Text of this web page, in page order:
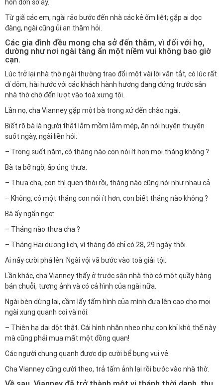
hồn đơn sơ ấy.
Từ giã các em, ngài rảo bước đến nhà các kẻ ốm liệt; gặp ai dọc
đàng, ngài cũng ủi an thăm hỏi.
Các gia đình đều mong cha sở đến thăm, vì đối với họ,
dường như nơi ngài tàng ẩn một niềm vui không bao giờ
cạn.
Lúc trở lại nhà thờ ngài thường trao đổi một vài lời vắn tắt, có lúc rất
dí dỏm, hài hước với các khách hành hương đang đứng trước sân
nhà thờ chờ đến lượt vào toà xưng tội.
Lần nọ, cha Vianney gặp một bà trong xứ đến chào ngài.
Biết rõ bà là người thật lắm mồm lắm mép, ăn nói huyên thuyên
suốt ngày, ngài liền hỏi:
– Trong suốt năm, có tháng nào con nói ít hơn mọi tháng không ?
Bà ta bỡ ngỡ, ấp úng thưa:
– Thưa cha, con thì quen thói rồi, tháng nào cũng nói như nhau cả.
– Không, có một tháng con nói ít hơn, con biết tháng nào không ?
Bà ấy ngẩn ngơ:
– Tháng nào thưa cha ?
– Tháng Hai dương lịch, vì tháng đó chỉ có 28, 29 ngày thôi.
Ai nấy cười phá lên. Ngài vội vã bước vào toà giải tội.
Lần khác, cha Vianney thấy ở trước sân nhà thờ có một quầy hàng
bán chuỗi, tượng ảnh và có cả hình của ngài nữa.
Ngài bèn dừng lại, cầm lấy tấm hình của mình đưa lên cao cho mọi
ngài xung quanh coi và nói:
– Thiên hạ dại dột thật. Cái hình nhăn nheo như con khỉ khô thế này
mà cũng phải mua mất một đồng quan!
Các người chung quanh được dịp cười bể bụng vui vẻ.
Cha Vianney cũng cười theo, trả tấm ảnh lại rồi bước vào nhà thờ.